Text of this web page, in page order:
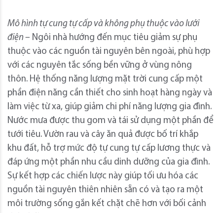
Mô hình tự cung tự cấp và không phụ thuộc vào lưới
điện – Ngôi nhà hướng đến mục tiêu giảm sự phụ
thuộc vào các nguồn tài nguyên bên ngoài, phù hợp
với các nguyên tắc sống bền vững ở vùng nông
thôn. Hệ thống năng lượng mặt trời cung cấp một
phần điện năng cần thiết cho sinh hoạt hàng ngày và
làm việc từ xa, giúp giảm chi phí năng lượng gia đình.
Nước mưa được thu gom và tái sử dụng một phần để
tưới tiêu. Vườn rau và cây ăn quả được bố trí khắp
khu đất, hỗ trợ mức độ tự cung tự cấp lương thực và
đáp ứng một phần nhu cầu dinh dưỡng của gia đình.
Sự kết hợp các chiến lược này giúp tối ưu hóa các
nguồn tài nguyên thiên nhiên sẵn có và tạo ra một
môi trường sống gắn kết chặt chẽ hơn với bối cảnh